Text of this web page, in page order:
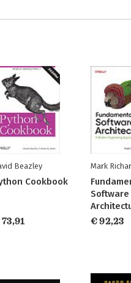
Beazley
Cookbook
Mark
Software
€ 92,23